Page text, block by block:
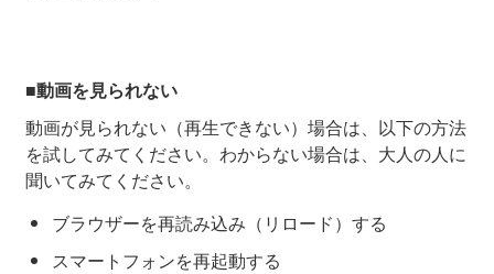
■動画を見られない
動画が見られない（再生できない）場合は、以下の方法
を試してみてください。わからない場合は、大人の人に
聞いてみてください。
ブラウザーを再読み込み（リロード）する
スマートフォンを再起動する